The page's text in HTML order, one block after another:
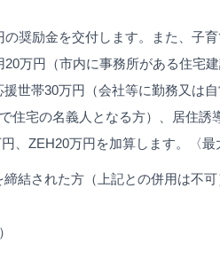
奨励金を交付します。また、子
万円（市内に事務所がある住宅
世帯30万円（会社等に勤務又は
住宅の名義人となる方）、居住
ZEH20万円を加算します。〈最
結された方（上記との併用は不可